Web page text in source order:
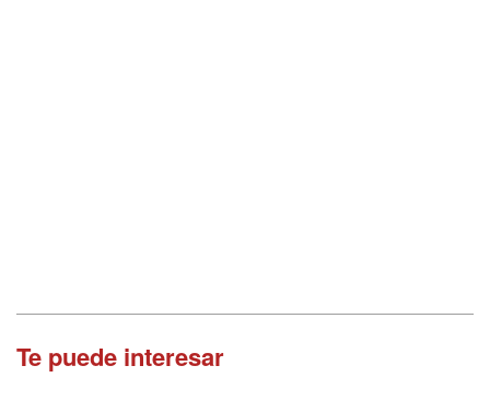
Te puede interesar